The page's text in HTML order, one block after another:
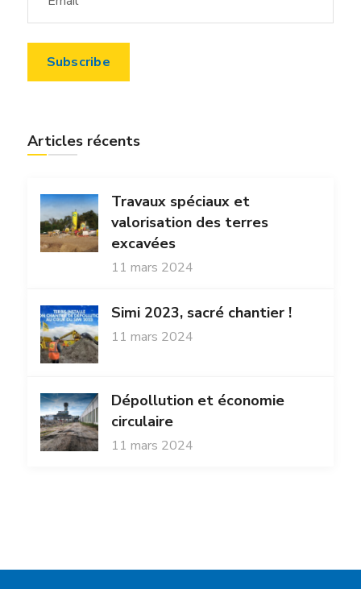
Articles récents
Travaux spéciaux et
valorisation des terres
excavées
11 mars 2024
Simi 2023, sacré chantier !
11 mars 2024
Dépollution et économie
circulaire
11 mars 2024